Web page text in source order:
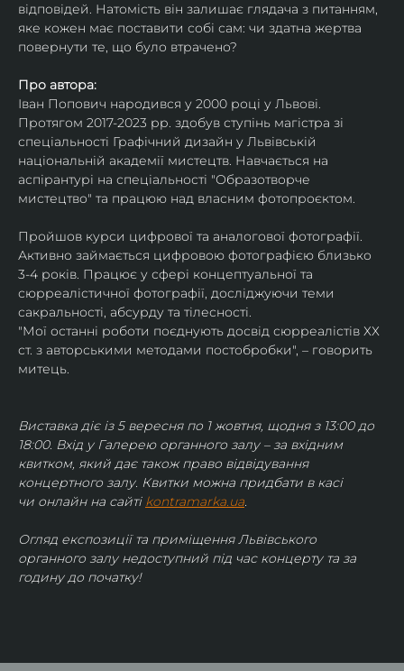
відповідей. Натомість він залишає глядача з питанням,
яке кожен має поставити собі сам: чи здатна жертва
повернути те, що було втрачено?
Про автора:
Іван Попович народився у 2000 році у Львові.
Протягом 2017-2023 рр. здобув ступінь магістра зі
спеціальності Графічний дизайн у Львівській
національній академії мистецтв. Навчається на
аспірантурі на спеціальності "Образотворче
мистецтво" та працюю над власним фотопроєктом.
Пройшов курси цифрової та аналогової фотографії.
Активно займається цифровою фотографією близько
3-4 років. Працює у сфері концептуальної та
сюрреалістичної фотографії, досліджуючи теми
сакральності, абсурду та тілесності.
"Мої останні роботи поєднують досвід сюрреалістів ХХ
ст. з авторськими методами постобробки", – говорить
митець.
Виставка діє із 5 вересня по 1 жовтня, щодня з 13:00 до
18:00. Вхід у Галерею органного залу – за вхідним
квитком, який дає також право відвідування
концертного залу. Квитки можна придбати в касі
чи онлайн на сайті kontramarka.ua.
Огляд експозиції та приміщення Львівського
органного залу недоступний під час концерту та за
годину до початку!